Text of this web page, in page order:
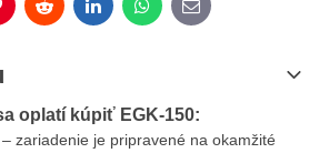
RedditLinkedInWhatsApp
E-mail
oplatí kúpiť EGK-150:
– zariadenie je pripravené na okamžité